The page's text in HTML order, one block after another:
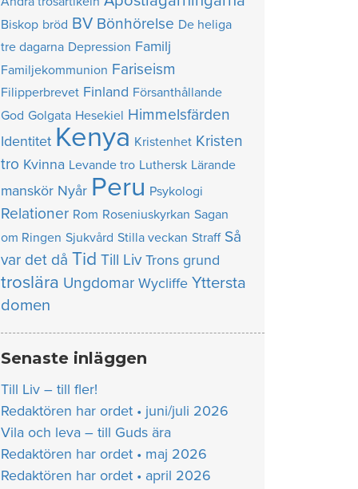
Biskop bröd BV Bönhörelse De heliga
tre dagarna Depression Familj
Familjekommunion Fariseism
Filipperbrevet Finland Försanthållande
God Golgata Hesekiel Himmelsfärden
Identitet Kenya Kristenhet Kristen
tro Kvinna Levande tro Luthersk Lärande
manskör Nyår Peru Psykologi
Relationer Rom Roseniuskyrkan Sagan
om Ringen Sjukvård Stilla veckan Straff Så
var det då Tid Till Liv Trons grund
troslära Ungdomar Wycliffe Yttersta
domen
Senaste inläggen
Till Liv – till fler!
Redaktören har ordet • juni/juli 2026
Vila och leva – till Guds ära
Redaktören har ordet • maj 2026
Redaktören har ordet • april 2026